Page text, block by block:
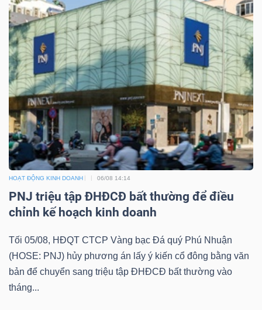
HOẠT ĐỘNG KINH DOANH 06/08 14:14
PNJ triệu tập ĐHĐCĐ bất thường để điều
chỉnh kế hoạch kinh doanh
Tối 05/08, HĐQT CTCP Vàng bạc Đá quý Phú Nhuận
(HOSE: PNJ) hủy phương án lấy ý kiến cổ đông bằng văn
bản để chuyển sang triệu tập ĐHĐCĐ bất thường vào
tháng...